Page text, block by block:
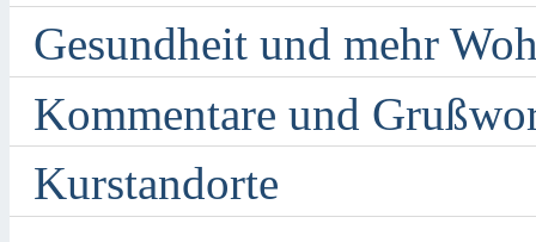
Gesundheit und mehr
Kommentare und
Kurstandorte